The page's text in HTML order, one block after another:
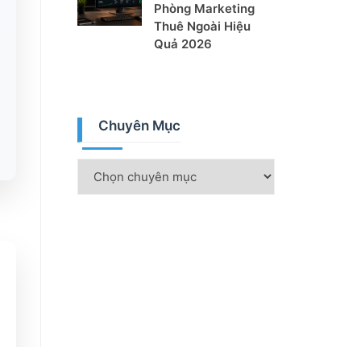
Phòng Marketing
Thuê Ngoài Hiệu
Quả 2026
Chuyên Mục